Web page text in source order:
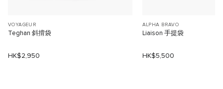
VOYAGEUR
Teghan 斜揹袋
HK$2,950
ALPHA BRAVO
Liaison 手提袋
HK$5,500